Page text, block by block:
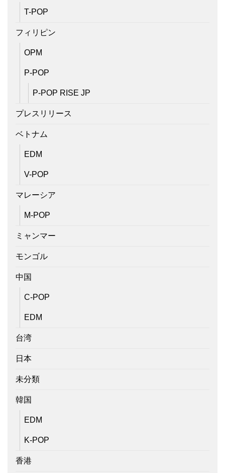
T-POP
フィリピン
OPM
P-POP
P-POP RISE JP
プレスリリース
ベトナム
EDM
V-POP
マレーシア
M-POP
ミャンマー
モンゴル
中国
C-POP
EDM
台湾
日本
未分類
韓国
EDM
K-POP
香港